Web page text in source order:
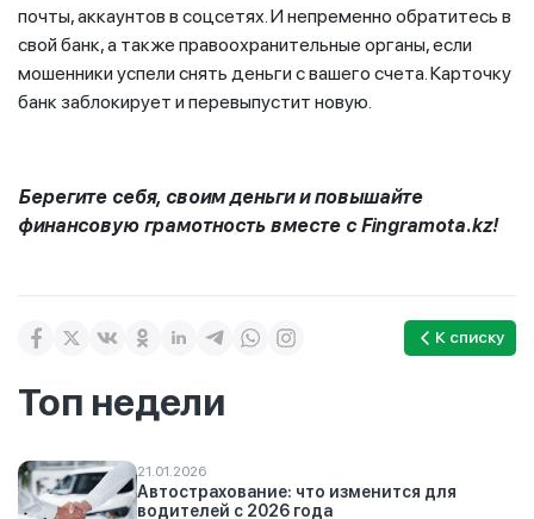
почты, аккаунтов в соцсетях. И непременно обратитесь в
свой банк, а также правоохранительные органы, если
мошенники успели снять деньги с вашего счета. Карточку
банк заблокирует и перевыпустит новую.
Берегите себя, своим деньги и повышайте
финансовую грамотность вместе с Fingramota.kz!
К списку
Топ недели
21.01.2026
Автострахование: что изменится для
водителей с 2026 года